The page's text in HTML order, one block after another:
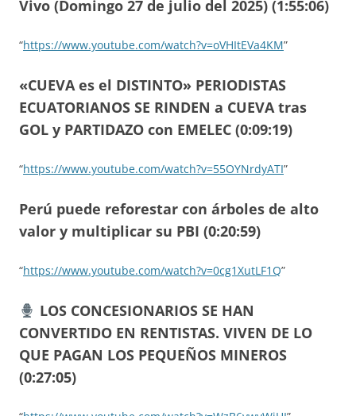
Vivo (Domingo 27 de julio del 2025) (1:55:06)
“https://www.youtube.com/watch?v=oVHItEVa4KM”
«CUEVA es el DISTINTO» PERIODISTAS
ECUATORIANOS SE RINDEN a CUEVA tras
GOL y PARTIDAZO con EMELEC (0:09:19)
“https://www.youtube.com/watch?v=55OYNrdyATI”
Perú puede reforestar con árboles de alto
valor y multiplicar su PBI (0:20:59)
“https://www.youtube.com/watch?v=0cg1XutLF1Q”
LOS CONCESIONARIOS SE HAN
CONVERTIDO EN RENTISTAS. VIVEN DE LO
QUE PAGAN LOS PEQUEÑOS MINEROS
(0:27:05)